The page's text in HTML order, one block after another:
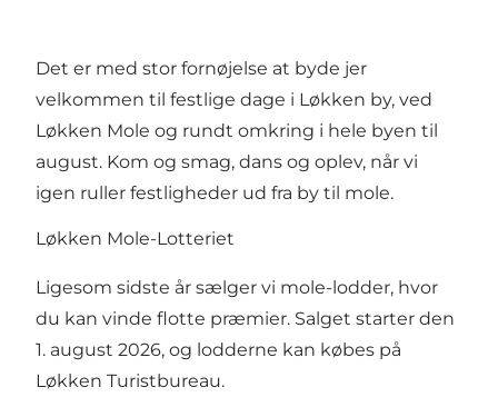
Det er med stor fornøjelse at byde jer
velkommen til festlige dage i Løkken by, ved
Løkken Mole og rundt omkring i hele byen til
august. Kom og smag, dans og oplev, når vi
igen ruller festligheder ud fra by til mole.
Løkken Mole-Lotteriet
Ligesom sidste år sælger vi mole-lodder, hvor
du kan vinde flotte præmier. Salget starter den
1. august 2026, og lodderne kan købes på
Løkken Turistbureau.